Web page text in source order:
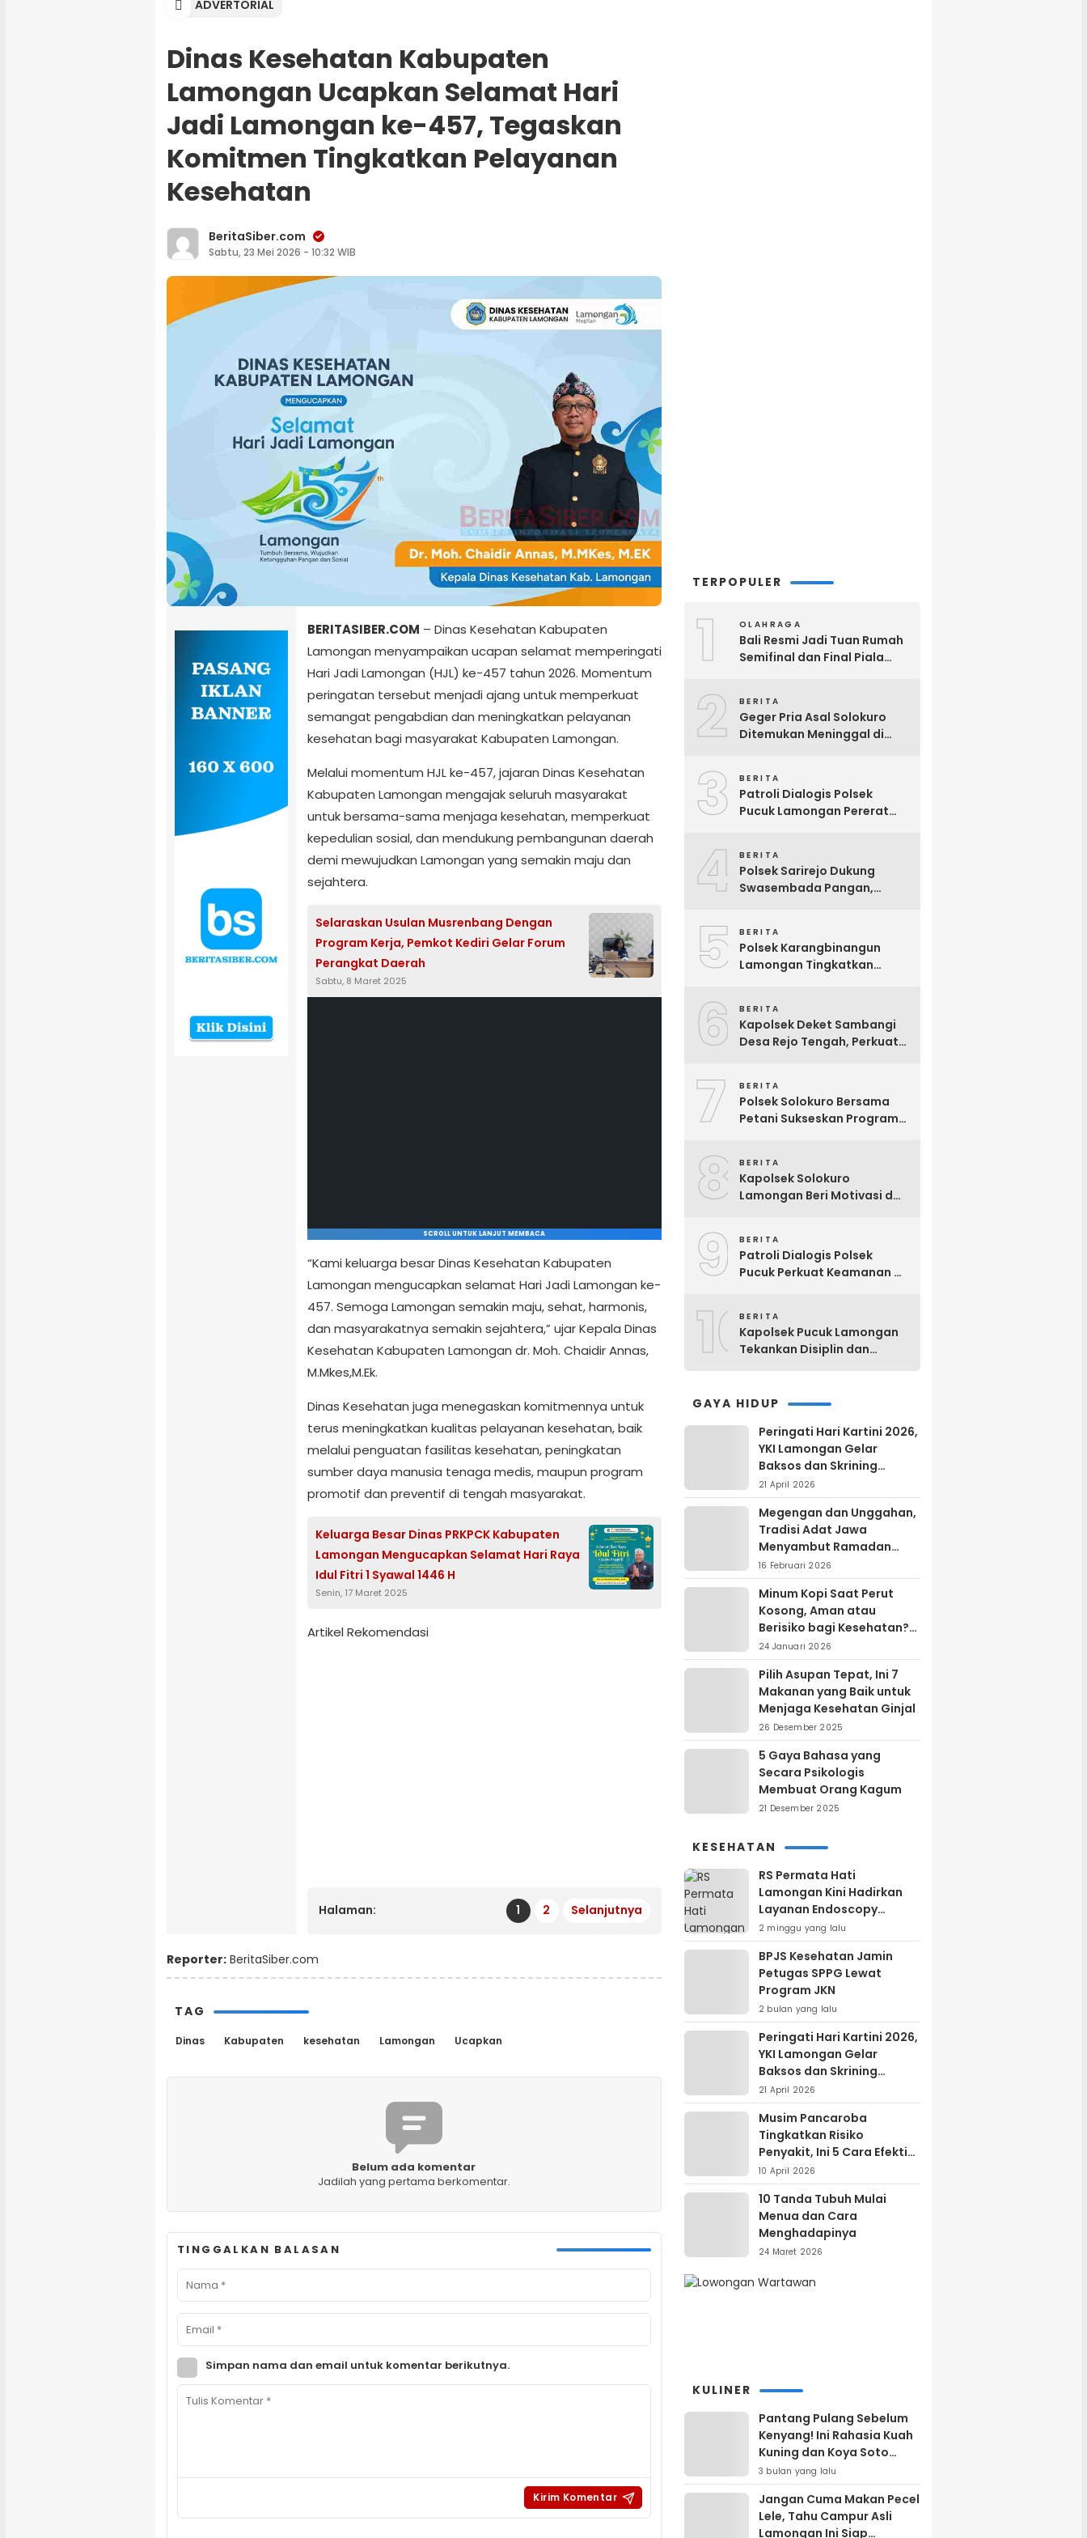
ADVERTORIAL
Dinas Kesehatan Kabupaten
Lamongan Ucapkan Selamat Hari
Jadi Lamongan ke-457, Tegaskan
Komitmen Tingkatkan Pelayanan
Kesehatan
BeritaSiber.com
Sabtu, 23 Mei 2026 - 10:32 WIB
BERITASIBER.COM – Dinas Kesehatan Kabupaten
Lamongan menyampaikan ucapan selamat memperingati
Hari Jadi Lamongan (HJL) ke-457 tahun 2026. Momentum
peringatan tersebut menjadi ajang untuk memperkuat
semangat pengabdian dan meningkatkan pelayanan
kesehatan bagi masyarakat Kabupaten Lamongan.
Melalui momentum HJL ke-457, jajaran Dinas Kesehatan
Kabupaten Lamongan mengajak seluruh masyarakat
untuk bersama-sama menjaga kesehatan, memperkuat
kepedulian sosial, dan mendukung pembangunan daerah
demi mewujudkan Lamongan yang semakin maju dan
sejahtera.
Selaraskan Usulan Musrenbang Dengan
Program Kerja, Pemkot Kediri Gelar Forum
Perangkat Daerah
Sabtu, 8 Maret 2025
SCROLL UNTUK LANJUT MEMBACA
“Kami keluarga besar Dinas Kesehatan Kabupaten
Lamongan mengucapkan selamat Hari Jadi Lamongan ke-
457. Semoga Lamongan semakin maju, sehat, harmonis,
dan masyarakatnya semakin sejahtera,” ujar Kepala Dinas
Kesehatan Kabupaten Lamongan dr. Moh. Chaidir Annas,
M.Mkes,M.Ek.
Dinas Kesehatan juga menegaskan komitmennya untuk
terus meningkatkan kualitas pelayanan kesehatan, baik
melalui penguatan fasilitas kesehatan, peningkatan
sumber daya manusia tenaga medis, maupun program
promotif dan preventif di tengah masyarakat.
Keluarga Besar Dinas PRKPCK Kabupaten
Lamongan Mengucapkan Selamat Hari Raya
Idul Fitri 1 Syawal 1446 H
Senin, 17 Maret 2025
Artikel Rekomendasi
Halaman: 1 2 Selanjutnya
Reporter: BeritaSiber.com
TAG
Dinas Kabupaten kesehatan Lamongan Ucapkan
Belum ada komentar
Jadilah yang pertama berkomentar.
TINGGALKAN BALASAN
Simpan nama dan email untuk komentar berikutnya.
TERPOPULER
1 OLAHRAGA
Bali Resmi Jadi Tuan Rumah
Semifinal dan Final Piala
2 BERITA
Geger Pria Asal Solokuro
Ditemukan Meninggal di
3 BERITA
Patroli Dialogis Polsek
Pucuk Lamongan Pererat
4 BERITA
Polsek Sarirejo Dukung
Swasembada Pangan,
Lamongan
5 BERITA
Polsek Karangbinangun
Lamongan Tingkatkan
Pencurian Mesin Diesel
6 BERITA
Kapolsek Deket Sambangi
Desa Rejo Tengah, Perkuat
Masyarakat yang Lebih Baik
7 BERITA
Polsek Solokuro Bersama
Petani Sukseskan Program
8 BERITA
Kapolsek Solokuro
Lamongan Beri Motivasi dan
RI
9 BERITA
Patroli Dialogis Polsek
Pucuk Perkuat Keamanan di
10BERITA
Kapolsek Pucuk Lamongan
Tekankan Disiplin dan
GAYA HIDUP
Peringati Hari Kartini 2026,
YKI Lamongan Gelar
Baksos dan Skrining
Kanker Serviks
21 April 2026
Megengan dan Unggahan,
Tradisi Adat Jawa
Menyambut Ramadan
yang Sarat Makna Filosofis
16 Februari 2026
Minum Kopi Saat Perut
Kosong, Aman atau
Berisiko bagi Kesehatan?
Ini Penjelasan Ahli
24 Januari 2026
Pilih Asupan Tepat, Ini 7
Makanan yang Baik untuk
Menjaga Kesehatan Ginjal
26 Desember 2025
5 Gaya Bahasa yang
Secara Psikologis
Membuat Orang Kagum
21 Desember 2025
KESEHATAN
RS Permata Hati
Lamongan Kini Hadirkan
Layanan Endoscopy
Modern, Begini
Keunggulannya
2 minggu yang lalu
BPJS Kesehatan Jamin
Petugas SPPG Lewat
Program JKN
2 bulan yang lalu
Peringati Hari Kartini 2026,
YKI Lamongan Gelar
Baksos dan Skrining
Kanker Serviks
21 April 2026
Musim Pancaroba
Tingkatkan Risiko
Penyakit, Ini 5 Cara Efektif
Menjaga Kesehatan
10 April 2026
10 Tanda Tubuh Mulai
Menua dan Cara
Menghadapinya
24 Maret 2026
KULINER
Pantang Pulang Sebelum
Kenyang! Ini Rahasia Kuah
Kuning dan Koya Soto
Lamongan yang Bikin
Ketagihan Total
3 bulan yang lalu
Jangan Cuma Makan Pecel
Lele, Tahu Campur Asli
Lamongan Ini Siap